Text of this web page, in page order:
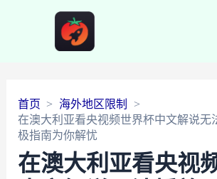
首页
海外地区限制
在澳大利亚看央视频世界杯中文解说无
极指南为你解忧
在澳大利亚看央视